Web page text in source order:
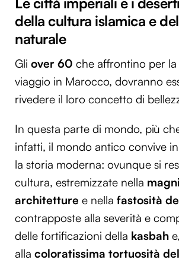
della cultura islamica e
naturale
Gli over 60 che affrontino per
viaggio in Marocco, dovranno
rivedere il loro concetto di
In questa parte di mondo, più
infatti, il mondo antico convive
la storia moderna: ovunque si
cultura, estremizzate nella
architetture e nella fastosità
contrapposte alla severità e
delle fortificazioni della kasbah
alla coloratissima tortuosità